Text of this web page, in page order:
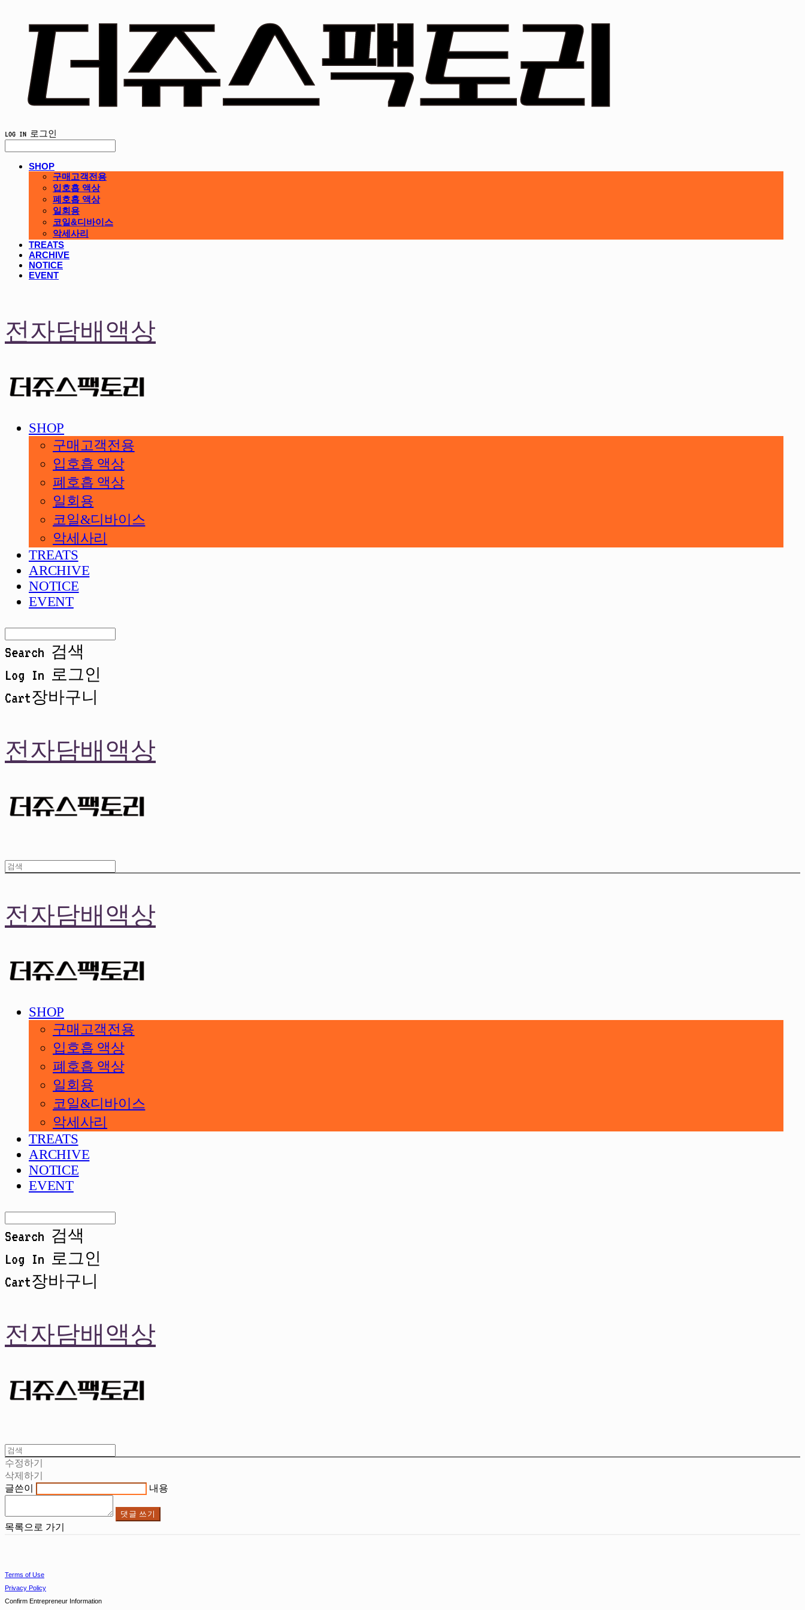
LOG IN 로그인
SHOP
구매고객전용
입호흡 액상
폐호흡 액상
일회용
코일&디바이스
악세사리
TREATS
ARCHIVE
NOTICE
EVENT
전자담배액상
SHOP
구매고객전용
입호흡 액상
폐호흡 액상
일회용
코일&디바이스
악세사리
TREATS
ARCHIVE
NOTICE
EVENT
Search 검색
Log In 로그인
Cart장바구니
전자담배액상
전자담배액상
SHOP
구매고객전용
입호흡 액상
폐호흡 액상
일회용
코일&디바이스
악세사리
TREATS
ARCHIVE
NOTICE
EVENT
Search 검색
Log In 로그인
Cart장바구니
전자담배액상
수정하기
삭제하기
글쓴이
내용
댓글 쓰기
목록으로 가기
Terms of Use
Privacy Policy
Confirm Entrepreneur Information